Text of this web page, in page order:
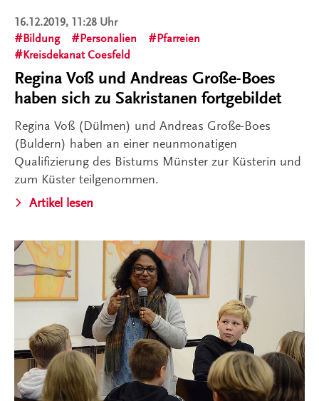
16.12.2019, 11:28 Uhr
Bildung
Personalien
Pfarreien
Kreisdekanat Coesfeld
Regina Voß und Andreas Große-Boes
haben sich zu Sakristanen fortgebildet
Regina Voß (Dülmen) und Andreas Große-Boes
(Buldern) haben an einer neunmonatigen
Qualifizierung des Bistums Münster zur Küsterin und
zum Küster teilgenommen.
Artikel lesen